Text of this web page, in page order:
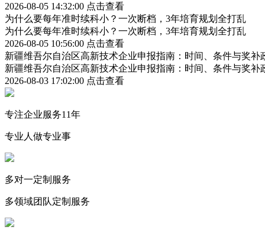
2026-08-05 14:32:00 点击查看
为什么要每年准时续科小？一次断档，3年培育规划全打乱
为什么要每年准时续科小？一次断档，3年培育规划全打乱
2026-08-05 10:56:00 点击查看
新疆维吾尔自治区高新技术企业申报指南：时间、条件与奖补
新疆维吾尔自治区高新技术企业申报指南：时间、条件与奖补
2026-08-03 17:02:00 点击查看
专注企业服务11年
专业人做专业事
多对一定制服务
多领域团队定制服务